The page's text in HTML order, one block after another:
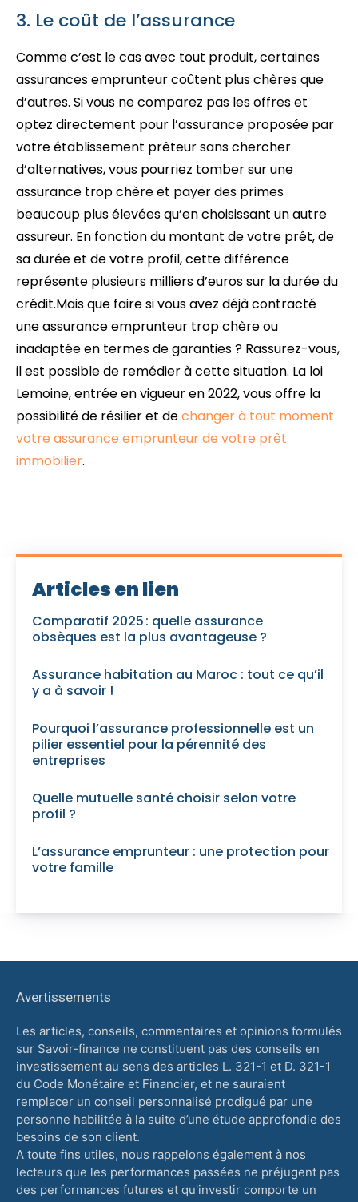
3. Le coût de l’assurance
Comme c’est le cas avec tout produit, certaines
assurances emprunteur coûtent plus chères que
d’autres. Si vous ne comparez pas les offres et
optez directement pour l’assurance proposée par
votre établissement prêteur sans chercher
d’alternatives, vous pourriez tomber sur une
assurance trop chère et payer des primes
beaucoup plus élevées qu’en choisissant un autre
assureur. En fonction du montant de votre prêt, de
sa durée et de votre profil, cette différence
représente plusieurs milliers d’euros sur la durée du
crédit.Mais que faire si vous avez déjà contracté
une assurance emprunteur trop chère ou
inadaptée en termes de garanties ? Rassurez-vous,
il est possible de remédier à cette situation. La loi
Lemoine, entrée en vigueur en 2022, vous offre la
possibilité de résilier et dechanger à tout moment
votre assurance emprunteur de votre prêt
immobilier.
Articles en lien
Comparatif 2025 : quelle assurance
obsèques est la plus avantageuse ?
Assurance habitation au Maroc : tout ce qu’il
y a à savoir !
Pourquoi l’assurance professionnelle est un
pilier essentiel pour la pérennité des
entreprises
Quelle mutuelle santé choisir selon votre
profil ?
L’assurance emprunteur : une protection pour
votre famille
Avertissements
Les articles, conseils, commentaires et opinions formulés
sur Savoir-finance ne constituent pas des conseils en
investissement au sens des articles L. 321-1 et D. 321-1
du Code Monétaire et Financier, et ne sauraient
remplacer un conseil personnalisé prodigué par une
personne habilitée à la suite d’une étude approfondie des
besoins de son client.
A toute fins utiles, nous rappelons également à nos
lecteurs que les performances passées ne préjugent pas
des performances futures et qu'investir comporte un